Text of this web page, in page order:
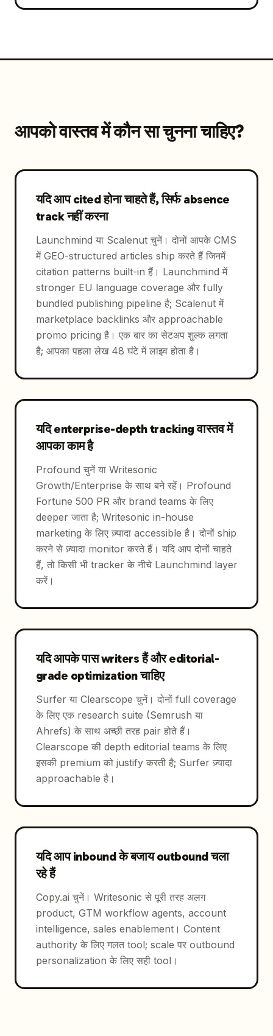
आपको वास्तव में कौन सा चुनना चाहिए?
यदि आप cited होना चाहते हैं, सिर्फ absence
track नहीं करना
Launchmind या Scalenut चुनें। दोनों आपके CMS
में GEO-structured articles ship करते हैं जिनमें
citation patterns built-in हैं। Launchmind में
stronger EU language coverage और fully
bundled publishing pipeline है; Scalenut में
marketplace backlinks और approachable
promo pricing है। एक बार का सेटअप शुल्क लगता
है; आपका पहला लेख 48 घंटे में लाइव होता है।
यदि enterprise-depth tracking वास्तव में
आपका काम है
Profound चुनें या Writesonic
Growth/Enterprise के साथ बने रहें। Profound
Fortune 500 PR और brand teams के लिए
deeper जाता है; Writesonic in-house
marketing के लिए ज़्यादा accessible है। दोनों ship
करने से ज़्यादा monitor करते हैं। यदि आप दोनों चाहते
हैं, तो किसी भी tracker के नीचे Launchmind layer
करें।
यदि आपके पास writers हैं और editorial-
grade optimization चाहिए
Surfer या Clearscope चुनें। दोनों full coverage
के लिए एक research suite (Semrush या
Ahrefs) के साथ अच्छी तरह pair होते हैं।
Clearscope की depth editorial teams के लिए
इसकी premium को justify करती है; Surfer ज़्यादा
approachable है।
यदि आप inbound के बजाय outbound चला
रहे हैं
Copy.ai चुनें। Writesonic से पूरी तरह अलग
product, GTM workflow agents, account
intelligence, sales enablement। Content
authority के लिए गलत tool; scale पर outbound
personalization के लिए सही tool।